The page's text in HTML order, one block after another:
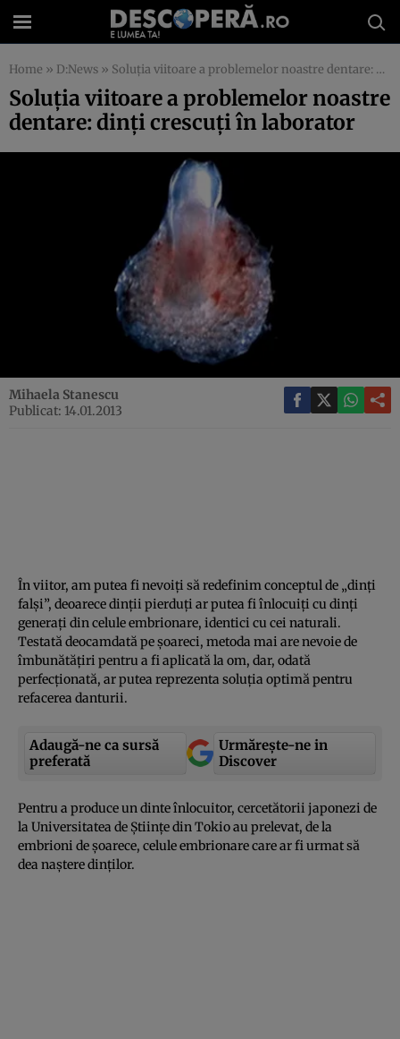
Home » D:News » Soluţia viitoare a problemelor noastre dentare: dinţi crescuţi în laborator
Soluţia viitoare a problemelor noastre
dentare: dinţi crescuţi în laborator
Mihaela Stanescu
Publicat: 14.01.2013
În viitor, am putea fi nevoiţi să redefinim conceptul de „dinţi
falşi”, deoarece dinţii pierduţi ar putea fi înlocuiţi cu dinţi
generaţi din celule embrionare, identici cu cei naturali.
Testată deocamdată pe şoareci, metoda mai are nevoie de
îmbunătăţiri pentru a fi aplicată la om, dar, odată
perfecţionată, ar putea reprezenta soluţia optimă pentru
refacerea danturii.
Adaugă-ne ca sursă
preferată
Urmărește-ne in
Discover
Pentru a produce un dinte înlocuitor, cercetătorii japonezi de
la Universitatea de Ştiinţe din Tokio au prelevat, de la
embrioni de şoarece, celule embrionare care ar fi urmat să
dea naştere dinţilor.